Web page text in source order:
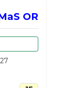
OR